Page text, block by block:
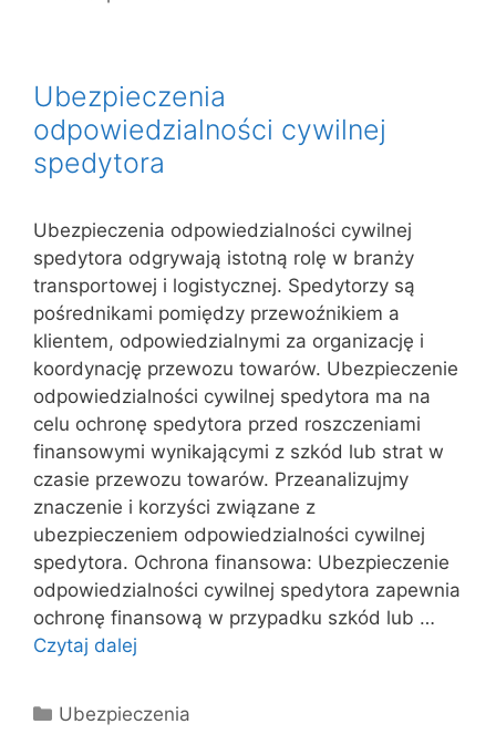
Ubezpieczenia
odpowiedzialności cywilnej
spedytora
Ubezpieczenia odpowiedzialności cywilnej
spedytora odgrywają istotną rolę w branży
transportowej i logistycznej. Spedytorzy są
pośrednikami pomiędzy przewoźnikiem a
klientem, odpowiedzialnymi za organizację i
koordynację przewozu towarów. Ubezpieczenie
odpowiedzialności cywilnej spedytora ma na
celu ochronę spedytora przed roszczeniami
finansowymi wynikającymi z szkód lub strat w
czasie przewozu towarów. Przeanalizujmy
znaczenie i korzyści związane z
ubezpieczeniem odpowiedzialności cywilnej
spedytora. Ochrona finansowa: Ubezpieczenie
odpowiedzialności cywilnej spedytora zapewnia
ochronę finansową w przypadku szkód lub …
Czytaj dalej
Kategorie
Ubezpieczenia